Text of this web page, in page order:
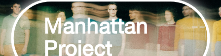
Manhattan
Project